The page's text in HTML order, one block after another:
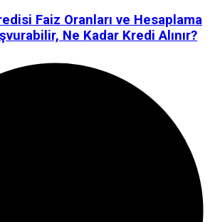
Faiz Oranları ve Hesaplama
Ne Kadar Kredi Alınır?